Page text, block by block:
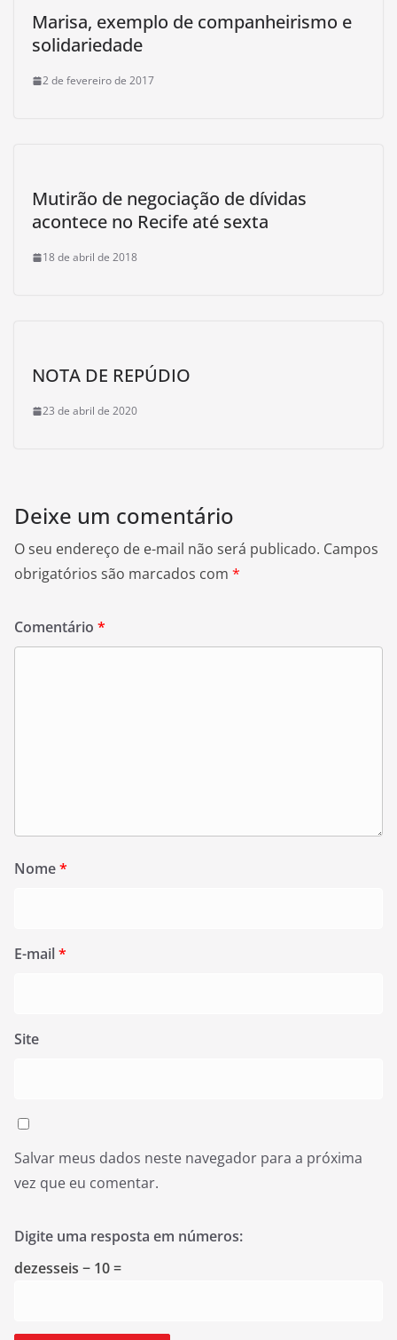
Marisa, exemplo de companheirismo e
solidariedade
2 de fevereiro de 2017
Mutirão de negociação de dívidas
acontece no Recife até sexta
18 de abril de 2018
NOTA DE REPÚDIO
23 de abril de 2020
Deixe um comentário
O seu endereço de e-mail não será publicado. Campos
obrigatórios são marcados com *
Comentário *
Nome*
E-mail*
Site
Salvar meus dados neste navegador para a próxima
vez que eu comentar.
Digite uma resposta em números:
dezesseis − 10 =